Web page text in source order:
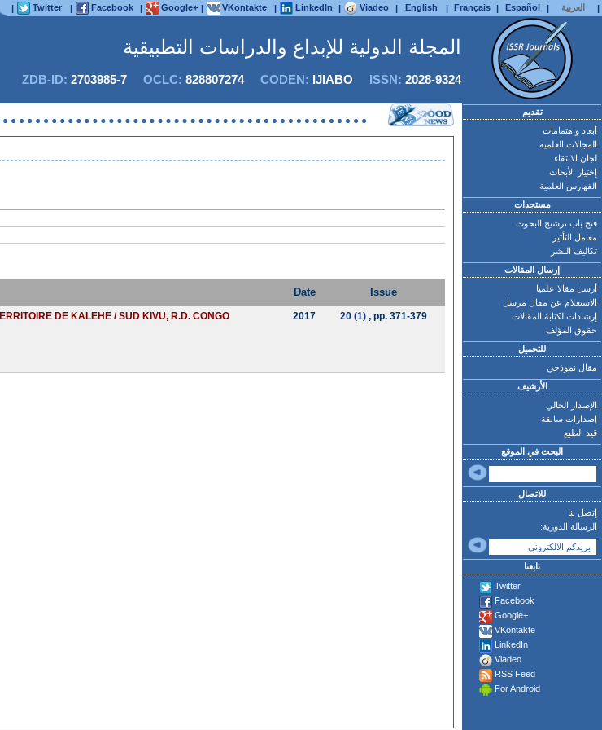
| Twitter | Facebook | Google+ | VKontakte | LinkedIn | Viadeo | English | Français | Español | العربية |
المجلة الدولية للإبداع والدراسات التطبيقية
ZDB-ID: 2703985-7 OCLC: 828807274CODEN: IJIABO ISSN: 2028-9324
Date Issue
DE KALEHE / SUD KIVU, R.D. CONGO
2017 20 (1), pp. 371-379
تقديم
أبعاد واهتمامات
المجالات العلمية
لجان الانتقاء
إختيار الأبحاث
الفهارس العلمية
مستجدات
فتح باب ترشيح البحوث
معامل التأثير
تكاليف النشر
إرسال المقالات
أرسل مقالا علميا
الاستعلام عن مقال مرسل
إرشادات لكتابة المقالات
حقوق المؤلف
للتحميل
مقال نموذجي
الأرشيف
الإصدار الحالي
إصدارات سابقة
قيد الطبع
البحث في الموقع
للاتصال
إتصل بنا
الرسالة الدورية:
تابعنا
Twitter
Facebook
Google+
VKontakte
LinkedIn
Viadeo
RSS Feed
For Android